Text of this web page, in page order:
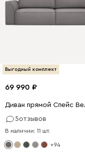
Выгодный комплект
69 990
Диван прямой Спейс
5отзывов
В наличии: 11 шт.
+94